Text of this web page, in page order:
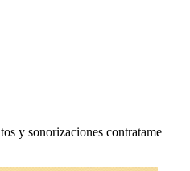
y sonorizaciones contratame